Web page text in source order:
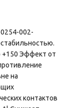
002-
+150 Эффект от
на
контактов